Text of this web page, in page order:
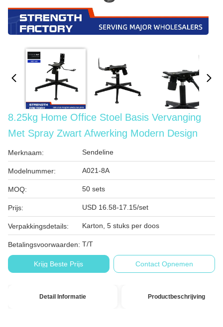
8.25kg Home Office Stoel Basis Vervanging
Met Spray Zwart Afwerking Modern Design
Merknaam: Sendeline
Modelnummer: A021-8A
MOQ: 50 sets
Prijs: USD 16.58-17.15/set
Verpakkingsdetails: Karton, 5 stuks per doos
Betalingsvoorwaarden: T/T
Krijg Beste Prijs Contact Opnemen
Detail Informatie Productbeschrijving